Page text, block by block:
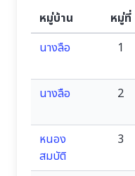
หมู่บ้าน หมู่ที่
นางลือ
1
นางลือ 2
หนอง
สมบัติ
3